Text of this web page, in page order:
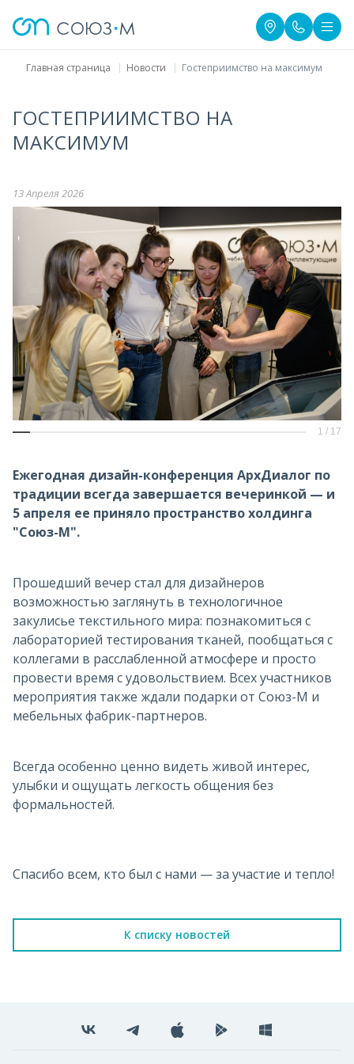
Главная страница Новости Гостеприимство на максимум
ГОСТЕПРИИМСТВО НА
МАКСИМУМ
13 Апреля 2026
1 / 17
Ежегодная дизайн-конференция АрхДиалог по
традиции всегда завершается вечеринкой — и
5 апреля ее приняло пространство холдинга
"Союз-М".
Прошедший вечер стал для дизайнеров
возможностью заглянуть в технологичное
закулисье текстильного мира: познакомиться с
лабораторией тестирования тканей, пообщаться с
коллегами в расслабленной атмосфере и просто
провести время с удовольствием. Всех участников
мероприятия также ждали подарки от Союз-М и
мебельных фабрик-партнеров.
Всегда особенно ценно видеть живой интерес,
улыбки и ощущать легкость общения без
формальностей.
Спасибо всем, кто был с нами — за участие и тепло!
К списку новостей